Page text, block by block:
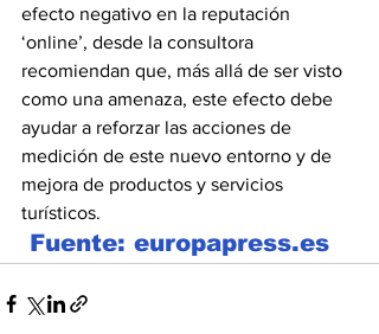
efecto negativo en la reputación
‘online’, desde la consultora
recomiendan que, más allá de ser visto
como una amenaza, este efecto debe
ayudar a reforzar las acciones de
medición de este nuevo entorno y de
mejora de productos y servicios
turísticos.
Fuente: europapress.es